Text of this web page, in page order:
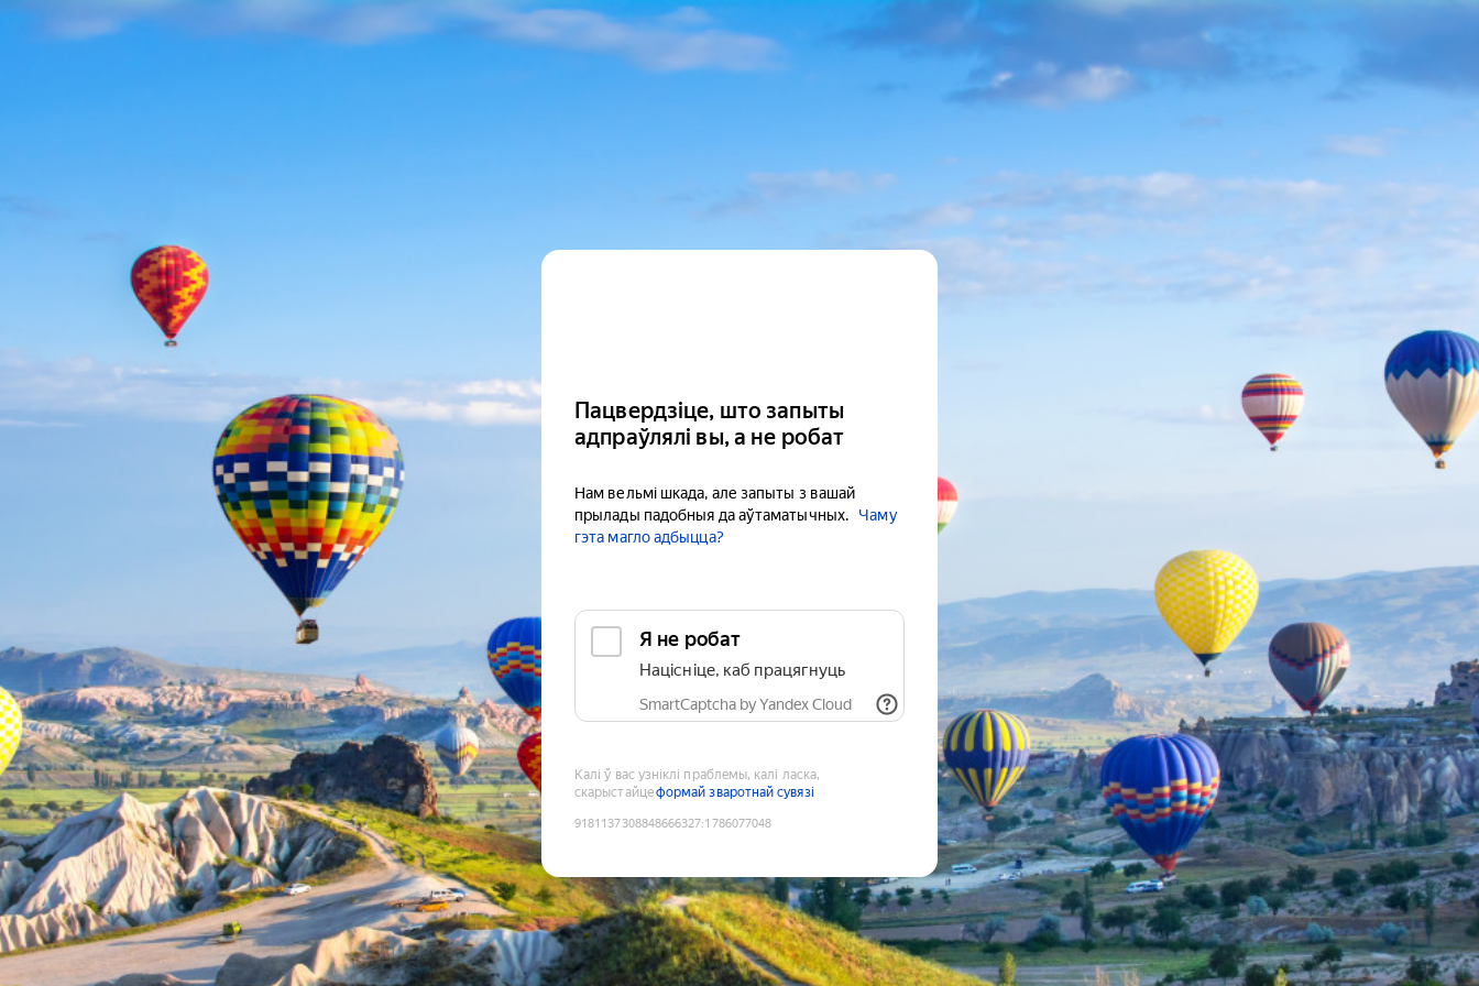
Пацвердзіце, што запыты
адпраўлялі вы, а не робат
Нам вельмі шкада, але запыты з вашай
прылады падобныя да аўтаматычных.
Чаму
гэта магло адбыцца?
Я не робат
Націсніце, каб працягнуць
SmartCaptcha by Yandex Cloud
Калі ў вас узніклі праблемы, калі ласка,
скарыстайцеформай зваротнай сувязі
9181137308848666327:1786077048